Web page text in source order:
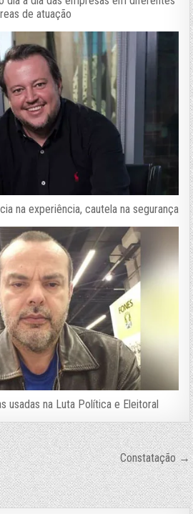
de atuação
na experiência, cautela na segurança
usadas na Luta Política e Eleitoral
Constatação →